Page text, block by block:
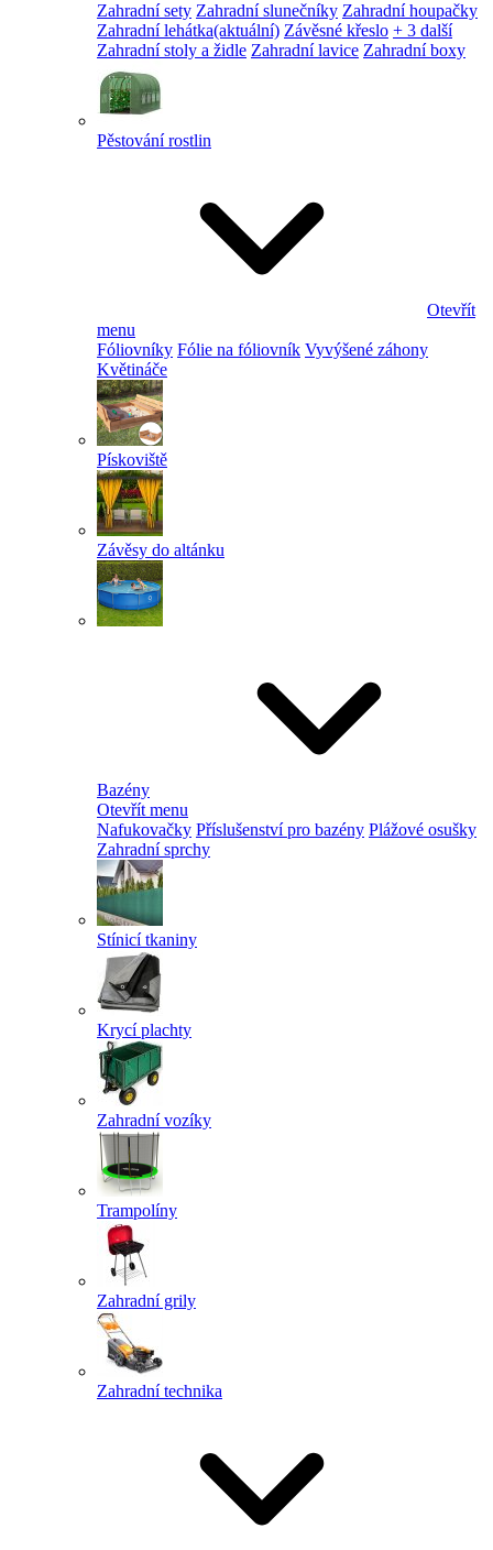
Zahradní sety Zahradní slunečníky Zahradní houpačky
Zahradní lehátka(aktuální) Závěsné křeslo + 3 další
Zahradní stoly a židle Zahradní lavice Zahradní boxy
Pěstování rostlin
Otevřít
menu
Fóliovníky Fólie na fóliovník Vyvýšené záhony
Květináče
Pískoviště
Závěsy do altánku
Bazény
Otevřít menu
Nafukovačky Příslušenství pro bazény Plážové osušky
Zahradní sprchy
Stínicí tkaniny
Krycí plachty
Zahradní vozíky
Trampolíny
Zahradní grily
Zahradní technika